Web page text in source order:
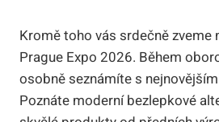
Kromě toho vás srdečně zveme
Prague Expo 2026. Během
osobně seznámíte s
Poznáte moderní bezlepkové